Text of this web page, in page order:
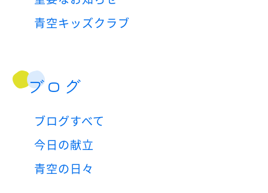
青空キッズクラブ
ブログ
ブログすべて
今日の献立
青空の日々